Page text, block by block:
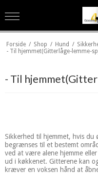
Forside / Shop / Hund /
- Til hjemmet(Gitterlåge-lemme-
- Til
Sikkerhed til hjemmet, hvis du
begrænses til et bestemt
ved at være alene hjemme
ud i køkkenet. Gitterene kan
kræver en voksen hånd at